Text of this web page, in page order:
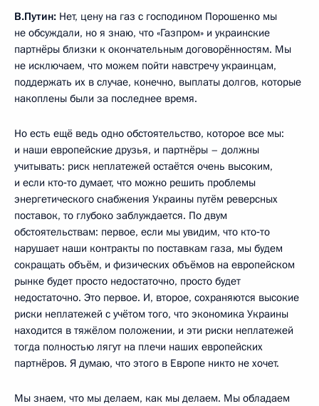
В.Путин: Нет, цену на газ с господином Порошенко мы
не обсуждали, но я знаю, что «Газпром» и украинские
партнёры близки к окончательным договорённостям. Мы
не исключаем, что можем пойти навстречу украинцам,
поддержать их в случае, конечно, выплаты долгов, которые
накоплены были за последнее время.
Но есть ещё ведь одно обстоятельство, которое все мы:
и наши европейские друзья, и партнёры – должны
учитывать: риск неплатежей остаётся очень высоким,
и если кто‑то думает, что можно решить проблемы
энергетического снабжения Украины путём реверсных
поставок, то глубоко заблуждается. По двум
обстоятельствам: первое, если мы увидим, что кто‑то
нарушает наши контракты по поставкам газа, мы будем
сокращать объём, и физических объёмов на европейском
рынке будет просто недостаточно, просто будет
недостаточно. Это первое. И, второе, сохраняются высокие
риски неплатежей с учётом того, что экономика Украины
находится в тяжёлом положении, и эти риски неплатежей
тогда полностью лягут на плечи наших европейских
партнёров. Я думаю, что этого в Европе никто не хочет.
Мы знаем, что мы делаем, как мы делаем. Мы обладаем